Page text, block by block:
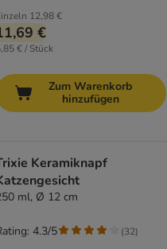
12,98 €
€
€ / Stück
Zum Warenkorb
hinzufügen
Keramiknapf
ml, Ø 12 cm
4.3/5 (32)